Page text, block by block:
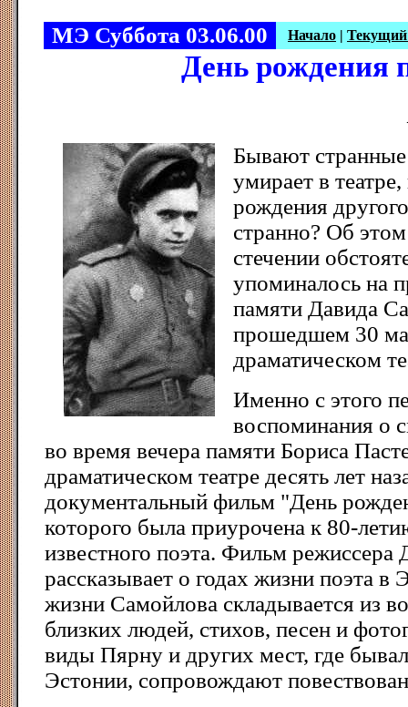
МЭ Суббота 03.06.00 Начало |
День рождения
Бывают
умирает в
рождения
странно? Об
стечении
упоминалось на
памяти Давида
прошедшем 30
драматическом
Именно с этого
воспоминания о
во время вечера памяти Бориса
драматическом театре десять лет
документальный фильм "День
которого была приурочена к 80-
известного поэта. Фильм режиссера
рассказывает о годах жизни поэта в
жизни Самойлова складывается из
близких людей, стихов, песен и
виды Пярну и других мест, где
Эстонии, сопровождают